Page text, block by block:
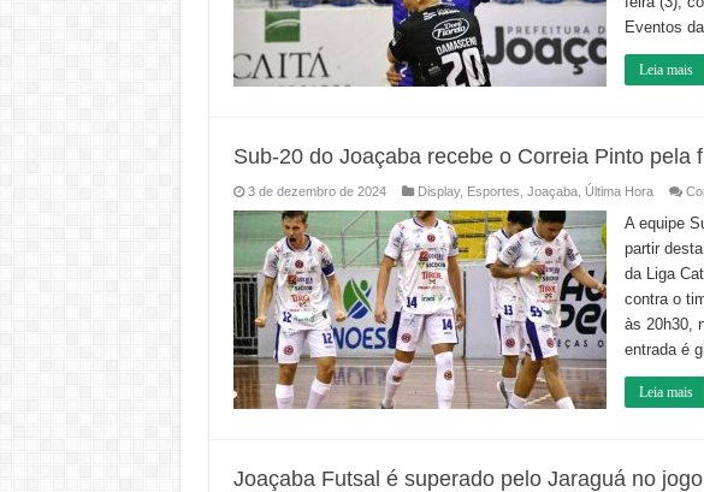
Eventos
Leia mais
Sub-20 do Joaçaba recebe o Correia Pinto pela
3 de dezembro de 2024 Display, Esportes Joaçaba, Última Hora
A equipe
partir
da Liga
contra o
às 20h30,
entrada é
Leia mais
Joaçaba Futsal é superado pelo Jaraguá no